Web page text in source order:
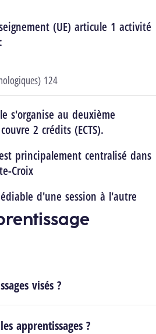
(UE) articule 1 activité
124
s'organise au deuxième
2 crédits (ECTS).
principalement centralisé dans
Croix
d'une session à l'autre
visés ?
apprentissages ?